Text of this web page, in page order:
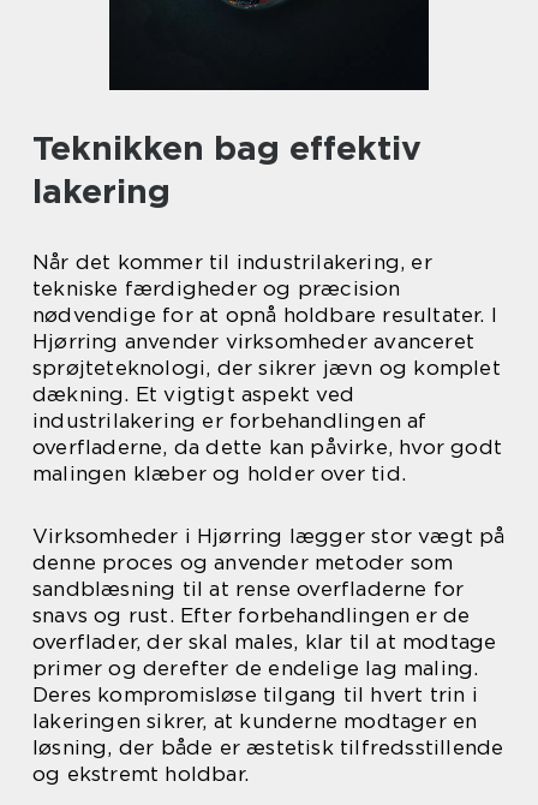
Teknikken bag effektiv
lakering
Når det kommer til industrilakering, er
tekniske færdigheder og præcision
nødvendige for at opnå holdbare resultater. I
Hjørring anvender virksomheder avanceret
sprøjteteknologi, der sikrer jævn og komplet
dækning. Et vigtigt aspekt ved
industrilakering er forbehandlingen af
overfladerne, da dette kan påvirke, hvor godt
malingen klæber og holder over tid.
Virksomheder i Hjørring lægger stor vægt på
denne proces og anvender metoder som
sandblæsning til at rense overfladerne for
snavs og rust. Efter forbehandlingen er de
overflader, der skal males, klar til at modtage
primer og derefter de endelige lag maling.
Deres kompromisløse tilgang til hvert trin i
lakeringen sikrer, at kunderne modtager en
løsning, der både er æstetisk tilfredsstillende
og ekstremt holdbar.